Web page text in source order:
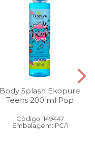
Body Splash Ekopure
Teens 200 ml Pop
Código: 149447
Embalagem: PC/1